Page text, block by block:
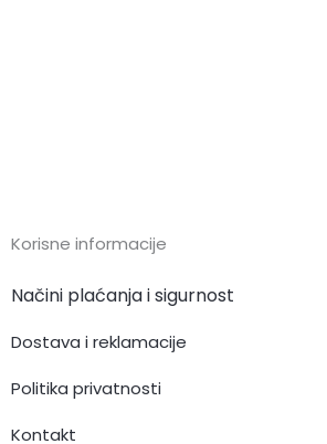
Korisne informacije
Načini plaćanja i sigurnost
Dostava i reklamacije
Politika privatnosti
Kontakt